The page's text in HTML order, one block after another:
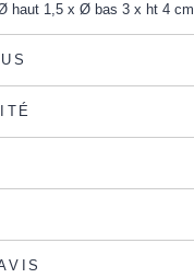
haut 1,5 x Ø bas 3 x ht 4 cm